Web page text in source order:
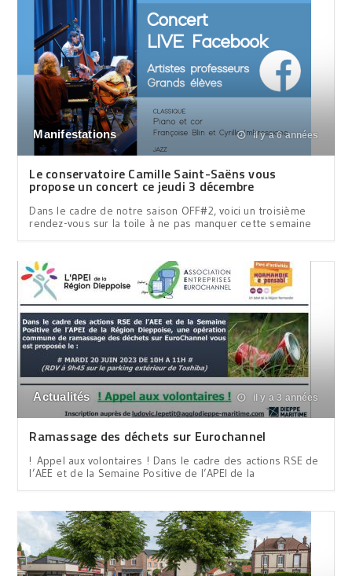
Manifestations il y a 6 années
Le conservatoire Camille Saint-Saëns vous
propose un concert ce jeudi 3 décembre
Dans le cadre de notre saison OFF#2, voici un troisième
rendez-vous sur la toile à ne pas manquer cette semaine
Actualités il y a 3 années
Ramassage des déchets sur Eurochannel
! Appel aux volontaires ! Dans le cadre des actions RSE de
l’AEE et de la Semaine Positive de l’APEI de la